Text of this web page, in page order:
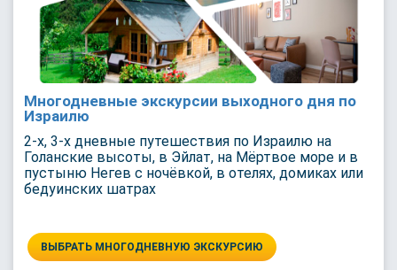
Многодневные экскурсии выходного дня по
Израилю
2-х, 3-х дневные путешествия по Израилю на
Голанские высоты, в Эйлат, на Мёртвое море и в
пустыню Негев с ночёвкой, в отелях, домиках или
бедуинских шатрах
ВЫБРАТЬ МНОГОДНЕВНУЮ ЭКСКУРСИЮ